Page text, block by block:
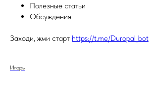
Полезные статьи
Обсуждения
Заходи, жми старт https://t.me/Duropal_bot
Игорь